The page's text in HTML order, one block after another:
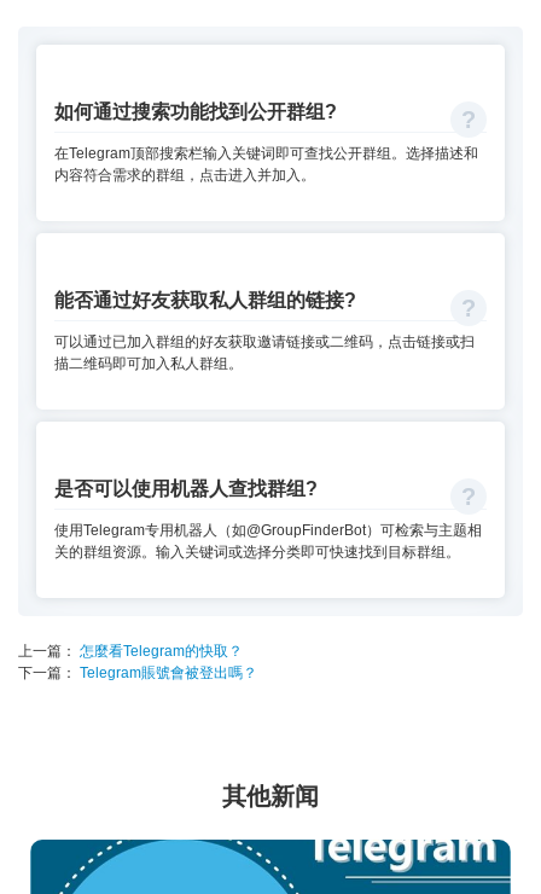
如何通过搜索功能找到公开群组?
在Telegram顶部搜索栏输入关键词即可查找公开群组。选择描述和
内容符合需求的群组，点击进入并加入。
能否通过好友获取私人群组的链接?
可以通过已加入群组的好友获取邀请链接或二维码，点击链接或扫
描二维码即可加入私人群组。
是否可以使用机器人查找群组?
使用Telegram专用机器人（如@GroupFinderBot）可检索与主题相
关的群组资源。输入关键词或选择分类即可快速找到目标群组。
上一篇： 怎麼看Telegram的快取？
下一篇： Telegram賬號會被登出嗎？
其他新闻